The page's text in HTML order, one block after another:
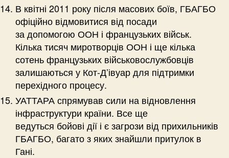
В квітні 2011 року після масових боїв, ГБАГБО
офіційно відмовитися від посади
за допомогою ООН і французьких військ.
Кілька тисяч миротворців ООН і ще кілька
сотень французьких військовослужбовців
залишаються у Кот-Д’івуар для підтримки
перехідного процесу.
УАТТАРА спрямував сили на відновлення
інфраструктури країни. Все ще
ведуться бойові дії і є загрози від прихильників
ГБАГБО, багато з яких знайшли притулок в
Гані.